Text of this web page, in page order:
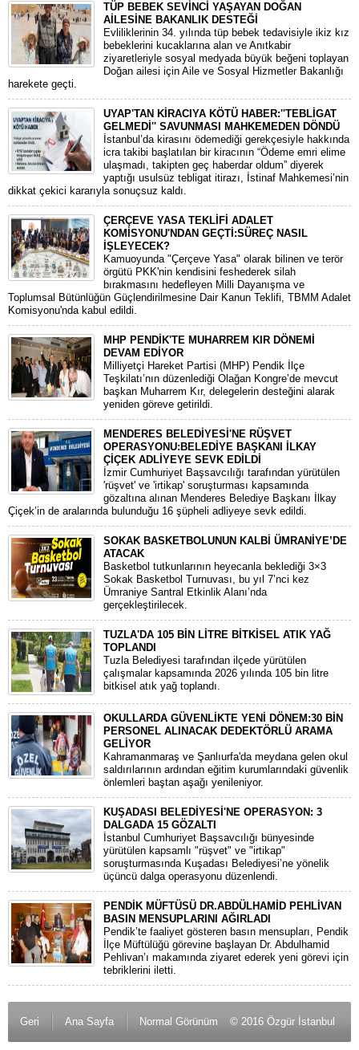
TÜP BEBEK SEVİNCİ YAŞAYAN DOĞAN
AİLESİNE BAKANLIK DESTEĞİ
​Evliliklerinin 34. yılında tüp bebek tedavisiyle ikiz kız
bebeklerini kucaklarına alan ve Anıtkabir
ziyaretleriyle sosyal medyada büyük beğeni toplayan
Doğan ailesi için Aile ve Sosyal Hizmetler Bakanlığı
harekete geçti.
UYAP'TAN KİRACIYA KÖTÜ HABER:''TEBLİGAT
GELMEDİ'' SAVUNMASI MAHKEMEDEN DÖNDÜ
​İstanbul’da kirasını ödemediği gerekçesiyle hakkında
icra takibi başlatılan bir kiracının “Ödeme emri elime
ulaşmadı, takipten geç haberdar oldum” diyerek
yaptığı usulsüz tebligat itirazı, İstinaf Mahkemesi’nin
dikkat çekici kararıyla sonuçsuz kaldı.
ÇERÇEVE YASA TEKLİFİ ADALET
KOMİSYONU'NDAN GEÇTİ:SÜREÇ NASIL
İŞLEYECEK?
​Kamuoyunda "Çerçeve Yasa" olarak bilinen ve terör
örgütü PKK'nin kendisini feshederek silah
bırakmasını hedefleyen Milli Dayanışma ve
Toplumsal Bütünlüğün Güçlendirilmesine Dair Kanun Teklifi, TBMM Adalet
Komisyonu'nda kabul edildi.
MHP PENDİK'TE MUHARREM KIR DÖNEMİ
DEVAM EDİYOR
​Milliyetçi Hareket Partisi (MHP) Pendik İlçe
Teşkilatı’nın düzenlediği Olağan Kongre’de mevcut
başkan Muharrem Kır, delegelerin desteğini alarak
yeniden göreve getirildi.
MENDERES BELEDİYESİ'NE RÜŞVET
OPERASYONU:BELEDİYE BAŞKANI İLKAY
ÇİÇEK ADLİYEYE SEVK EDİLDİ
​İzmir Cumhuriyet Başsavcılığı tarafından yürütülen
'rüşvet' ve 'irtikap' soruşturması kapsamında
gözaltına alınan Menderes Belediye Başkanı İlkay
Çiçek’in de aralarında bulunduğu 16 şüpheli adliyeye sevk edildi.
SOKAK BASKETBOLUNUN KALBİ ÜMRANİYE’DE
ATACAK
Basketbol tutkunlarının heyecanla beklediği 3×3
Sokak Basketbol Turnuvası, bu yıl 7’nci kez
Ümraniye Santral Etkinlik Alanı’nda
gerçekleştirilecek.
TUZLA'DA 105 BİN LİTRE BİTKİSEL ATIK YAĞ
TOPLANDI
Tuzla Belediyesi tarafından ilçede yürütülen
çalışmalar kapsamında 2026 yılında 105 bin litre
bitkisel atık yağ toplandı.
OKULLARDA GÜVENLİKTE YENİ DÖNEM:30 BİN
PERSONEL ALINACAK DEDEKTÖRLÜ ARAMA
GELİYOR
​Kahramanmaraş ve Şanlıurfa'da meydana gelen okul
saldırılarının ardından eğitim kurumlarındaki güvenlik
önlemleri baştan aşağı yenileniyor.
KUŞADASI BELEDİYESİ'NE OPERASYON: 3
DALGADA 15 GÖZALTI
​İstanbul Cumhuriyet Başsavcılığı bünyesinde
yürütülen kapsamlı "rüşvet" ve "irtikap"
soruşturmasında Kuşadası Belediyesi’ne yönelik
üçüncü dalga operasyonu düzenlendi.
PENDİK MÜFTÜSÜ DR.ABDÜLHAMİD PEHLİVAN
BASIN MENSUPLARINI AĞIRLADI
​Pendik’te faaliyet gösteren basın mensupları, Pendik
İlçe Müftülüğü görevine başlayan Dr. Abdulhamid
Pehlivan’ı makamında ziyaret ederek yeni görevi için
tebriklerini iletti.
Geri Ana Sayfa Normal Görünüm © 2016 Özgür İstanbul